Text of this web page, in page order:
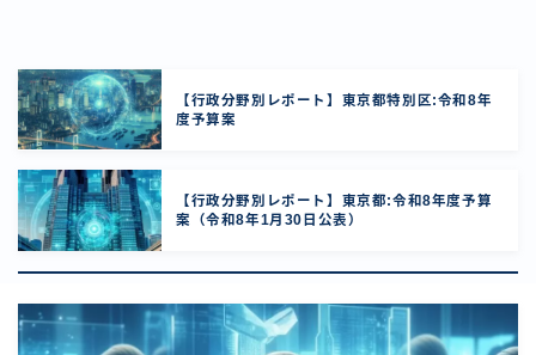
【行政分野別レポート】東京都特別区:令和8年
度予算案
【行政分野別レポート】東京都:令和8年度予算
案（令和8年1月30日公表）